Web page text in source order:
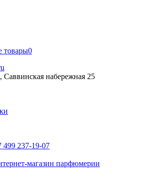
товары0
Саввинская набережная 25
499 237-19-07